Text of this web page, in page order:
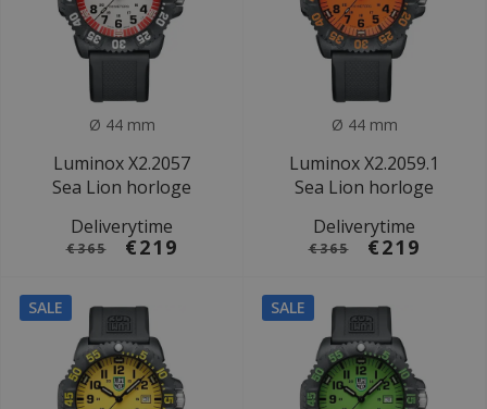
Ø 44 mm
Luminox X2.2057
Sea Lion horloge
Deliverytime
€365 €219
Ø 44 mm
Luminox X2.2059.1
Sea Lion horloge
Deliverytime
€365 €219
SALE SALE